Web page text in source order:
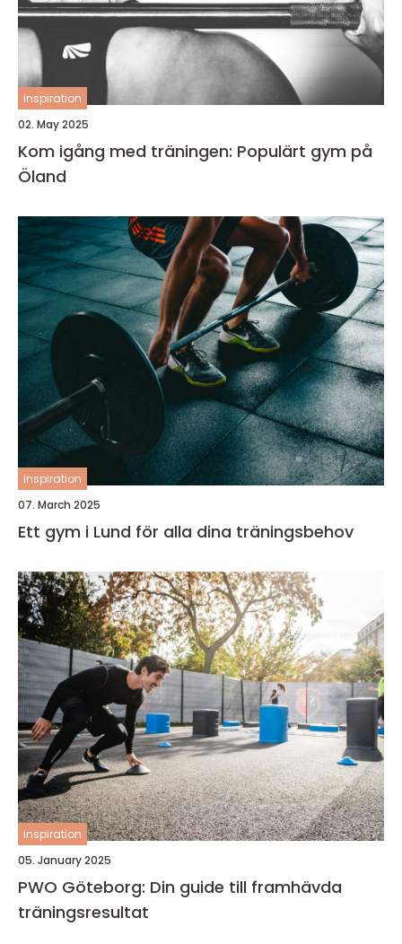
inspiration
02. May 2025
Kom igång med träningen: Populärt gym på
Öland
inspiration
07. March 2025
Ett gym i Lund för alla dina träningsbehov
inspiration
05. January 2025
PWO Göteborg: Din guide till framhävda
träningsresultat